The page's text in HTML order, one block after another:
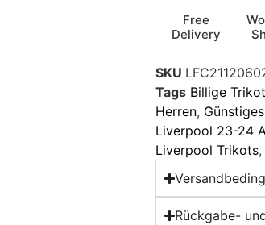
Free
Delivery
SKU
Tags Billige
Herren,
Liverpool 23-24
Liverpool Trikots,
Rückgabe-